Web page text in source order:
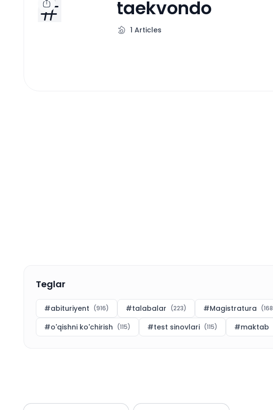
taekvondo
1 Articles
Teglar
#abituriyent (916) #talabalar (223) #Magistratura (168
#o'qishni ko'chirish (115) #test sinovlari (115) #maktab